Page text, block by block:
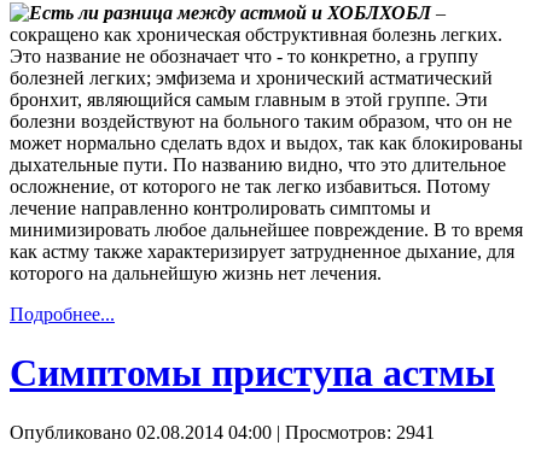
ХОБЛ –
сокращено как хроническая обструктивная болезнь легких.
Это название не обозначает что - то конкретно, а группу
болезней легких; эмфизема и хронический астматический
бронхит, являющийся самым главным в этой группе. Эти
болезни воздействуют на больного таким образом, что он не
может нормально сделать вдох и выдох, так как блокированы
дыхательные пути. По названию видно, что это длительное
осложнение, от которого не так легко избавиться. Потому
лечение направленно контролировать симптомы и
минимизировать любое дальнейшее повреждение. В то время
как астму также характеризирует затрудненное дыхание, для
которого на дальнейшую жизнь нет лечения.
Подробнее...
Симптомы приступа астмы
Опубликовано 02.08.2014 04:00 | Просмотров: 2941